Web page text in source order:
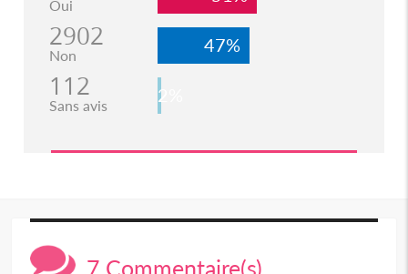
Oui
2902
Non 47%
112
Sans avis 2%
7 Commentaire(s)